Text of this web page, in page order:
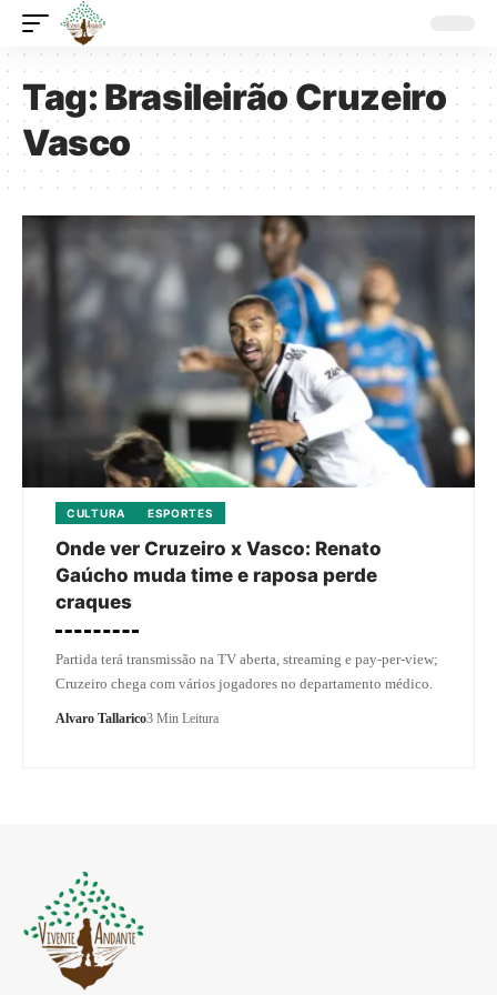
Tag:Brasileirão Cruzeiro
Vasco
CULTURA ESPORTES
Onde ver Cruzeiro x Vasco: Renato
Gaúcho muda time e raposa perde
craques
Partida terá transmissão na TV aberta, streaming e pay-per-view;
Cruzeiro chega com vários jogadores no departamento médico.
Alvaro Tallarico3 Min Leitura